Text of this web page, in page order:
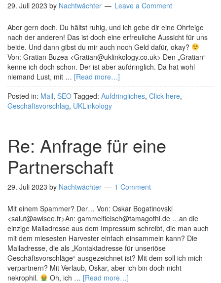
29. Juli 2023 by Nachtwächter Leave a Comment
Aber gern doch. Du hältst ruhig, und ich gebe dir eine Ohrfeige
nach der anderen! Das ist doch eine erfreuliche Aussicht für uns
beide. Und dann gibst du mir auch noch Geld dafür, okay?
Von: Gratian Buzea <Gratian@uklinkology.co.uk> Den „Gratian“
kenne ich doch schon. Der ist aber aufdringlich. Da hat wohl
niemand Lust, mit … [Read more…]
Posted in: Mail, SEO Tagged: Aufdringliches, Click here,
Geschäftsvorschlag, UKLinkology
Re: Anfrage für eine
Partnerschaft
29. Juli 2023 by Nachtwächter 1 Comment
Mit einem Spammer? Der… Von: Oskar Bogatinovski
<salut@awisee.fr>An: gammelfleisch@tamagothi.de …an die
einzige Mailadresse aus dem Impressum schreibt, die man auch
mit dem miesesten Harvester einfach einsammeln kann? Die
Mailadresse, die als „Kontaktadresse für unseriöse
Geschäftsvorschläge“ ausgezeichnet ist? Mit dem soll ich mich
verpartnern? Mit Verlaub, Oskar, aber ich bin doch nicht
nekrophil.
Oh, ich … [Read more…]